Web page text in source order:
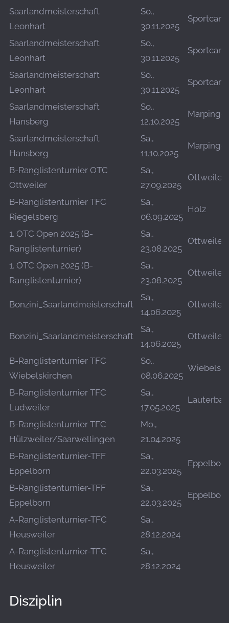
Saarlandmeisterschaft
Leonhart
So.,
30.11.2025
Saarlandmeisterschaft
Leonhart
So.,
30.11.2025
Saarlandmeisterschaft
Leonhart
So.,
30.11.2025
Saarlandmeisterschaft
Hansberg
So.,
12.10.2025
Saarlandmeisterschaft
Hansberg
Sa.,
11.10.2025
B-Ranglistenturnier OTC
Ottweiler
Sa.,
27.09.2025
Ottweiler
B-Ranglistenturnier TFC
Riegelsberg
Sa.,
06.09.2025
Holz
1. OTC Open 2025 (B-
Ranglistenturnier)
Sa.,
23.08.2025
Ottweiler
1. OTC Open 2025 (B-
Ranglistenturnier)
Sa.,
23.08.2025
Ottweiler
Bonzini_Saarlandmeisterschaft
Sa.,
14.06.2025
Ottweiler
Bonzini_Saarlandmeisterschaft
Sa.,
14.06.2025
Ottweiler
B-Ranglistenturnier TFC
Wiebelskirchen
So.,
08.06.2025
B-Ranglistenturnier TFC
Ludweiler
Sa.,
17.05.2025
B-Ranglistenturnier TFC
Hülzweiler/Saarwellingen
Mo.,
21.04.2025
B-Ranglistenturnier-TFF
Eppelborn
Sa.,
22.03.2025
Eppelborn
B-Ranglistenturnier-TFF
Eppelborn
Sa.,
22.03.2025
Eppelborn
A-Ranglistenturnier-TFC
Heusweiler
Sa.,
28.12.2024
A-Ranglistenturnier-TFC
Heusweiler
Sa.,
28.12.2024
Disziplin